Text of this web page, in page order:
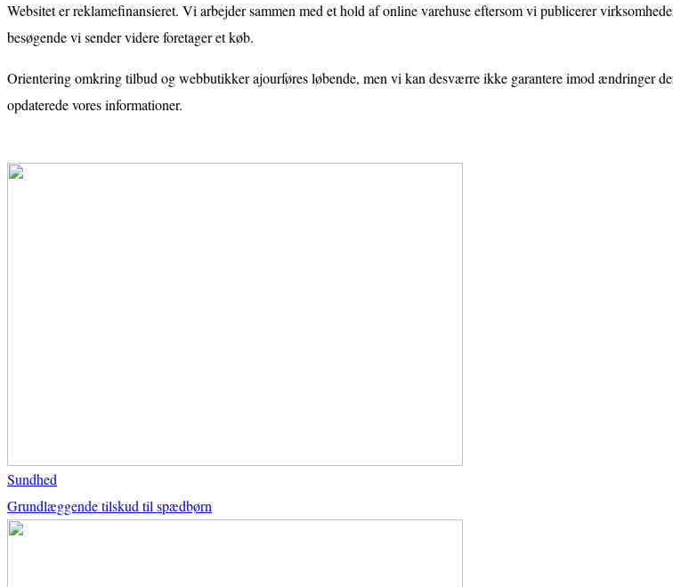
Websitet er reklamefinansieret. Vi arbejder sammen med et hold af online varehuse eftersom vi publicerer
besøgende vi sender videre foretager et køb.
Orientering omkring tilbud og webbutikker ajourføres løbende, men vi kan desværre ikke garantere imod ændringer
opdaterede vores informationer.
Sundhed
Grundlæggende tilskud til spædbørn